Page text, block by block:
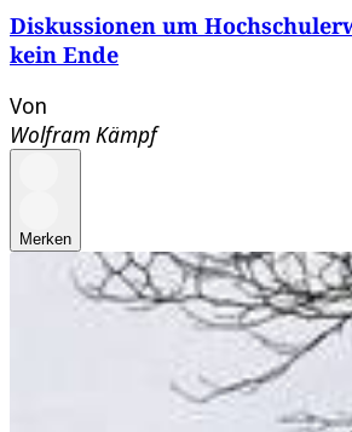
Diskussionen um
kein Ende
Von
Wolfram Kämpf
Merken